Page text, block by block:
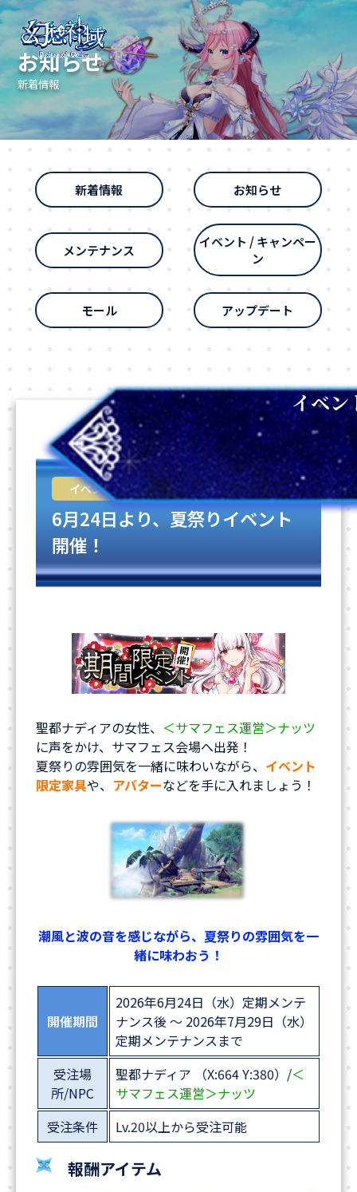
お知らせ
新着情報
新着情報 お知らせ
メンテナンス
イベント / キャンペー
ン
モール アップデート
イベ
イベント 2026-06-24
6月24日より、夏祭りイベント
開催！
聖都ナディアの女性、 ＜サマフェス運営＞ナッツ
に声をかけ、サマフェス会場へ出発！
夏祭りの雰囲気を一緒に味わいながら、 イベント
限定家具や、 アバターなどを手に入れましょう！
潮風と波の音を感じながら、夏祭りの雰囲気を一
緒に味わおう！
開催期間
2026年6月24日（水）定期メンテ
ナンス後 ～ 2026年7月29日（水）
定期メンテナンスまで
受注場
所/NPC
聖都ナディア （X:664 Y:380）/＜
サマフェス運営＞ナッツ
受注条件
Lv.20以上から受注可能
報酬アイテム